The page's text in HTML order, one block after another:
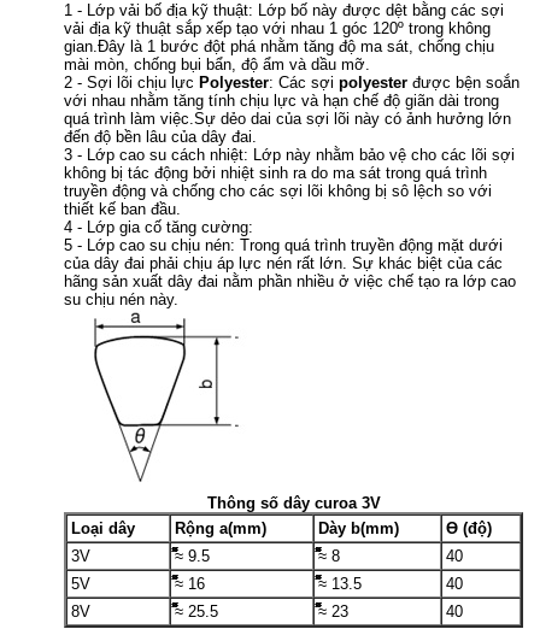
1 - Lớp vải bố địa kỹ thuật: Lớp bố này được dệt bằng các sợi
vải địa kỹ thuật sắp xếp tạo với nhau 1 góc 120º trong không
gian.Đây là 1 bước đột phá nhằm tăng độ ma sát, chống chịu
mài mòn, chống bụi bẩn, độ ẩm và dầu mỡ.
2 - Sợi lõi chịu lực Polyester: Các sợi polyester được bện soắn
với nhau nhằm tăng tính chịu lực và hạn chế độ giãn dài trong
quá trình làm việc.Sự dẻo dai của sợi lõi này có ảnh hưởng lớn
đến độ bền lâu của dây đai.
3 - Lớp cao su cách nhiệt: Lớp này nhằm bảo vệ cho các lõi sợi
không bị tác động bởi nhiệt sinh ra do ma sát trong quá trình
truyền động và chống cho các sợi lõi không bị sô lệch so với
thiết kế ban đầu.
4 - Lớp gia cố tăng cường:
5 - Lớp cao su chịu nén: Trong quá trình truyền động mặt dưới
của dây đai phải chịu áp lực nén rất lớn. Sự khác biệt của các
hãng sản xuất dây đai nằm phần nhiều ở việc chế tạo ra lớp cao
su chịu nén này.
Thông số dây curoa 3V
Loại dây
Rộng a(mm) Dày b(mm)
Ɵ (độ)
3V
͌͌͌͌͌͌≈ 9.5 ͌͌͌͌͌͌≈ 8
40
5V
͌͌͌͌͌͌≈ 16 ͌͌͌͌͌͌≈ 13.5
40
8V
͌͌͌͌͌͌≈ 25.5 ͌͌͌͌͌͌≈ 23 40